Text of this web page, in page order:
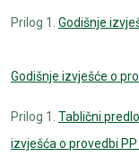
Prilog 1. Godišnje
Godišnje izvješće o
Prilog 1. Tablični
izvješća o provedbi